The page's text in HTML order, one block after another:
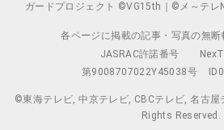
ガードプロジェクト ©VG15th｜©メ～テレ
各ページに掲載の記事・写真の無断
JASRAC許諾番号
第9008707022Y45038号
©東海テレビ, 中京テレビ, CBCテレビ, 名古屋
Rights Reserved.